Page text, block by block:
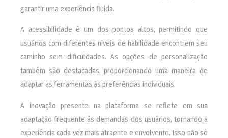
garantir uma experiência fluida.
A acessibilidade é um dos pontos altos, permitindo que
usuários com diferentes níveis de habilidade encontrem seu
caminho sem dificuldades. As opções de personalização
também são destacadas, proporcionando uma maneira de
adaptar as ferramentas às preferências individuais.
A inovação presente na plataforma se reflete em sua
adaptação frequente às demandas dos usuários, tornando a
experiência cada vez mais atraente e envolvente. Isso não só